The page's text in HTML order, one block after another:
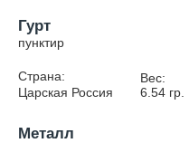
Гурт
пунктир
Страна:
Царская Россия
Вес:
6.54гр.
Металл